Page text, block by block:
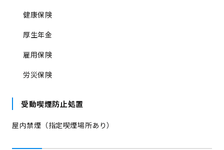
健康保険
厚生年金
雇用保険
労災保険
受動喫煙防止処置
屋内禁煙（指定喫煙場所あり）